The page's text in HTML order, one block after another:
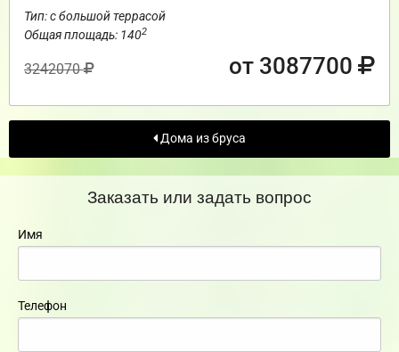
Тип: с большой террасой
Общая площадь: 1402
3242070 от 3087700
Дома из бруса
Заказать или задать вопрос
Имя
Телефон